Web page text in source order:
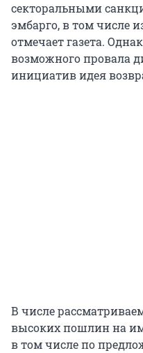
секторальными
эмбарго, в том числе
отмечает газета.
возможного провала
инициатив идея
В числе
высоких пошлин на
в том числе по